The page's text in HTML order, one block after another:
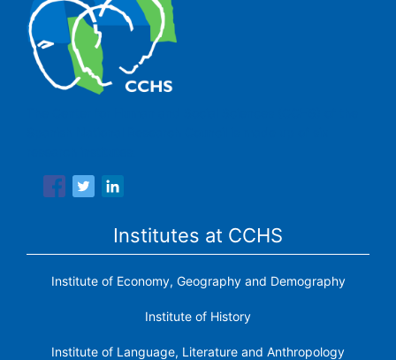
Institutes at CCHS
Institute of Economy, Geography and Demography
Institute of History
Institute of Language, Literature and Anthropology